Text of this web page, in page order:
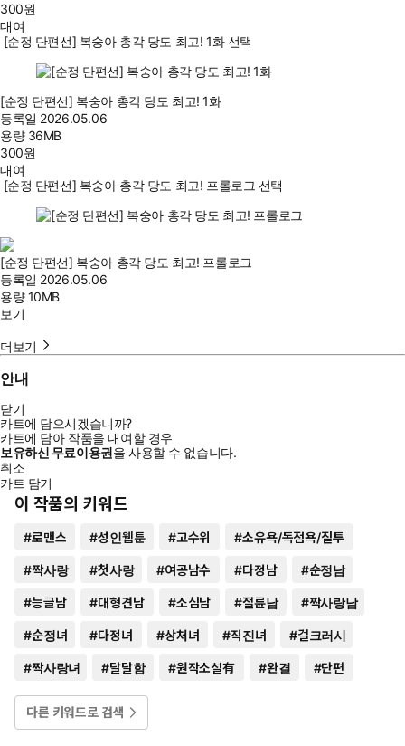
300원
대여
[순정 단편선] 복숭아 총각 당도 최고! 1화 선택
[순정 단편선] 복숭아 총각 당도 최고! 1화
등록일 2026.05.06
용량 36MB
300원
대여
[순정 단편선] 복숭아 총각 당도 최고! 프롤로그 선택
[순정 단편선] 복숭아 총각 당도 최고! 프롤로그
등록일 2026.05.06
용량10MB
보기
더보기
안내
닫기
카트에 담으시겠습니까?
카트에 담아 작품을 대여할 경우
보유하신 무료이용권을 사용할 수 없습니다.
취소
카트 담기
이 작품의 키워드
#로맨스 #성인웹툰 #고수위 #소유욕/독점욕/질투
#짝사랑 #첫사랑 #여공남수 #다정남 #순정남
#능글남 #대형견남 #소심남 #절륜남 #짝사랑남
#순정녀 #다정녀 #상처녀 #직진녀 #걸크러시
#짝사랑녀 #달달함 #원작소설有 #완결 #단편
다른 키워드로 검색